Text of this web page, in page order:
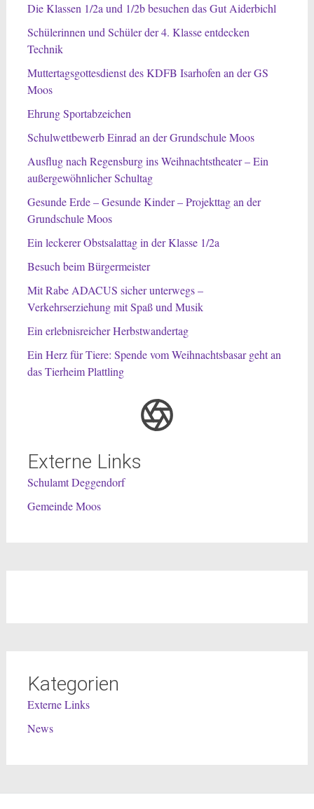
Die Klassen 1/2a und 1/2b besuchen das Gut Aiderbichl
Schülerinnen und Schüler der 4. Klasse entdecken
Technik
Muttertagsgottesdienst des KDFB Isarhofen an der GS
Moos
Ehrung Sportabzeichen
Schulwettbewerb Einrad an der Grundschule Moos
Ausflug nach Regensburg ins Weihnachtstheater – Ein
außergewöhnlicher Schultag
Gesunde Erde – Gesunde Kinder – Projekttag an der
Grundschule Moos
Ein leckerer Obstsalattag in der Klasse 1/2a
Besuch beim Bürgermeister
Mit Rabe ADACUS sicher unterwegs –
Verkehrserziehung mit Spaß und Musik
Ein erlebnisreicher Herbstwandertag
Ein Herz für Tiere: Spende vom Weihnachtsbasar geht an
das Tierheim Plattling
Externe Links
Schulamt Deggendorf
Gemeinde Moos
Kategorien
Externe Links
News